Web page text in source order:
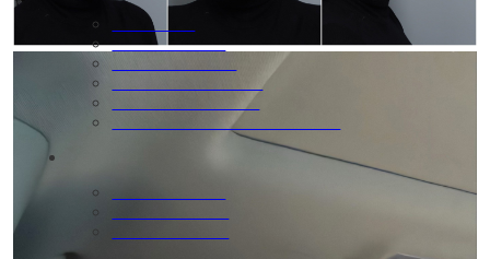
ㆍHạ gò má
ㆍGọt cạnh hàm
ㆍPhẫu thuật hàm hô
ㆍTái phẫu thuật xương hàm mặt